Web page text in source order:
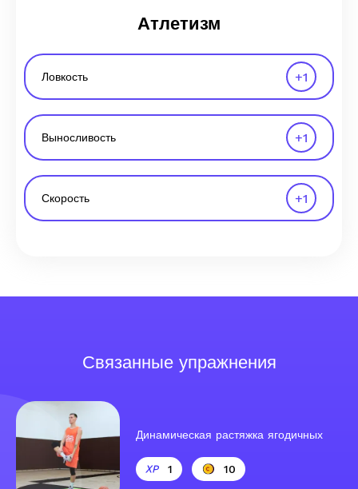
Атлетизм
Ловкость +1
Выносливость +1
Скорость +1
Связанные упражнения
Динамическая растяжка ягодичных
1 10